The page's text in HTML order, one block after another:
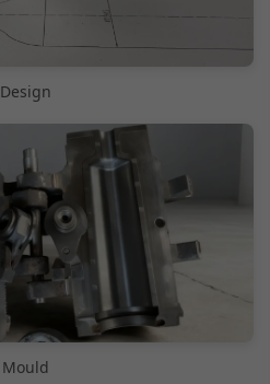
Design
Mould